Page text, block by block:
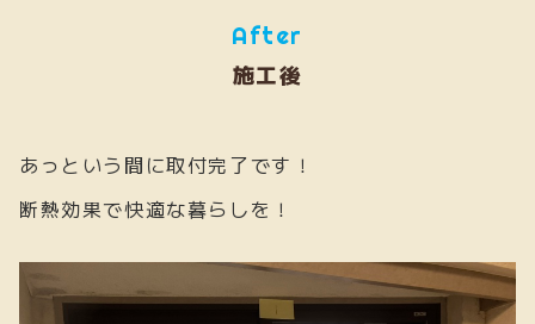
After
施工後
あっという間に取付完了です！
断熱効果で快適な暮らしを！